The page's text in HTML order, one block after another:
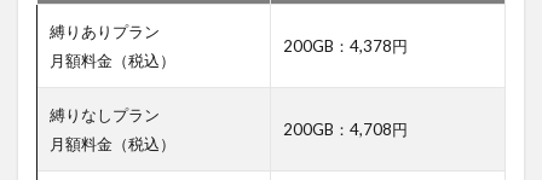
縛りありプラン
月額料金（税込）
200GB：4,378円
縛りなしプラン
月額料金（税込）
200GB：4,708円